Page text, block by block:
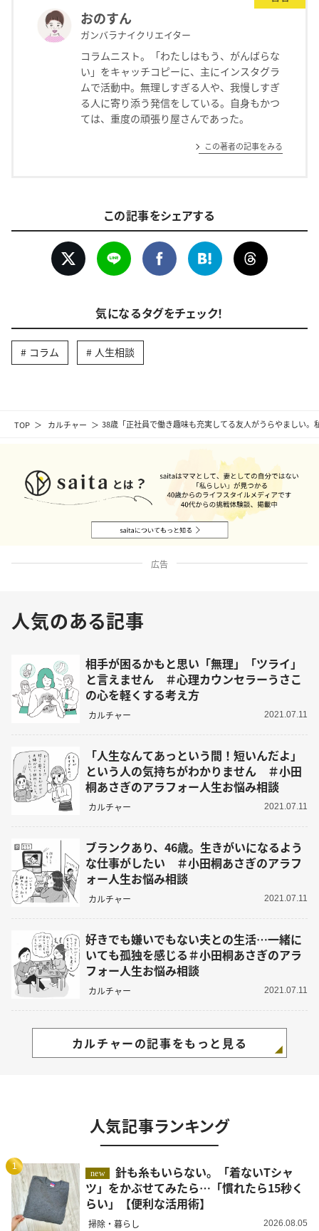
TOP カルチャー 38歳「正社員で働き趣味も充実してる友人がうらやましい
おのすん
ガンバラナイクリエイター
コラムニスト。「わたしはもう、がんばらな
い」をキャッチコピーに、主にインスタグラ
ムで活動中。無理しすぎる人や、我慢しすぎ
る人に寄り添う発信をしている。自身もかつ
ては、重度の頑張り屋さんであった。
この著者の記事をみる
この記事をシェアする
気になるタグをチェック！
コラム 人生相談
広告
人気のある記事
相手が困るかもと思い「無理」「ツライ」
と言えません ＃心理カウンセラーうさこ
の心を軽くする考え方
カルチャー 2021.07.11
「人生なんてあっという間！短いんだよ」
という人の気持ちがわかりません ＃小田
桐あさぎのアラフォー人生お悩み相談
カルチャー 2021.07.11
ブランクあり、46歳。生きがいになるよう
な仕事がしたい ＃小田桐あさぎのアラフ
ォー人生お悩み相談
カルチャー 2021.07.11
好きでも嫌いでもない夫との生活…一緒に
いても孤独を感じる＃小田桐あさぎのアラ
フォー人生お悩み相談
カルチャー 2021.07.11
カルチャーの記事をもっと見る
人気記事ランキング
1
new
針も糸もいらない。「着ないTシャ
ツ」をかぶせてみたら…「慣れたら15秒く
らい」【便利な活用術】
掃除・暮らし 2026.08.05